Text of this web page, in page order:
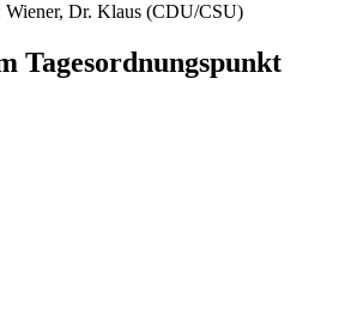
Wiener, Dr. Klaus (CDU/CSU)
Tagesordnungspunkt